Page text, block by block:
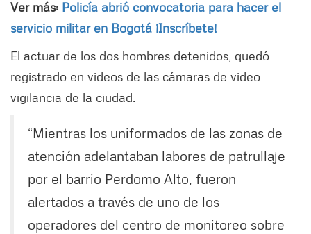
Ver más: Policía abrió convocatoria para hacer el
servicio militar en Bogotá ¡Inscríbete!
El actuar de los dos hombres detenidos, quedó
registrado en videos de las cámaras de video
vigilancia de la ciudad.
“Mientras los uniformados de las zonas de
atención adelantaban labores de patrullaje
por el barrio Perdomo Alto, fueron
alertados a través de uno de los
operadores del centro de monitoreo sobre